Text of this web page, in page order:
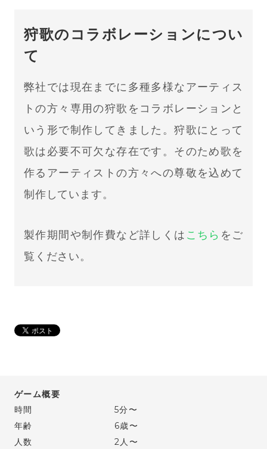
狩歌のコラボレーションについ
て
弊社では現在までに多種多様なアーティス
トの方々専用の狩歌をコラボレーションと
いう形で制作してきました。狩歌にとって
歌は必要不可欠な存在です。そのため歌を
作るアーティストの方々への尊敬を込めて
制作しています。
製作期間や制作費など詳しくは こちら をご
覧ください。
ゲーム概要
時間
5分〜
年齢
6歳〜
人数
2人〜